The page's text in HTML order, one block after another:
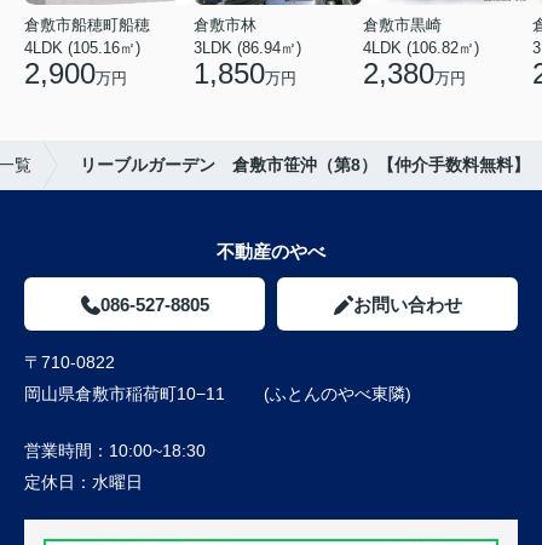
倉敷市船穂町船穂
4LDK (105.16㎡)
2,900万円
倉敷市林
3LDK (86.94㎡)
1,850万円
倉敷市黒崎
4LDK (106.82㎡)
2,380万円
覧 リーブルガーデン 倉敷市笹沖（第8）【仲介手数料無料】
不動産のやべ
086-527-8805 お問い合わせ
〒710-0822
岡山県倉敷市稲荷町10−11 (ふとんのやべ東隣)
営業時間： 10:00~18:30
定休日： 水曜日